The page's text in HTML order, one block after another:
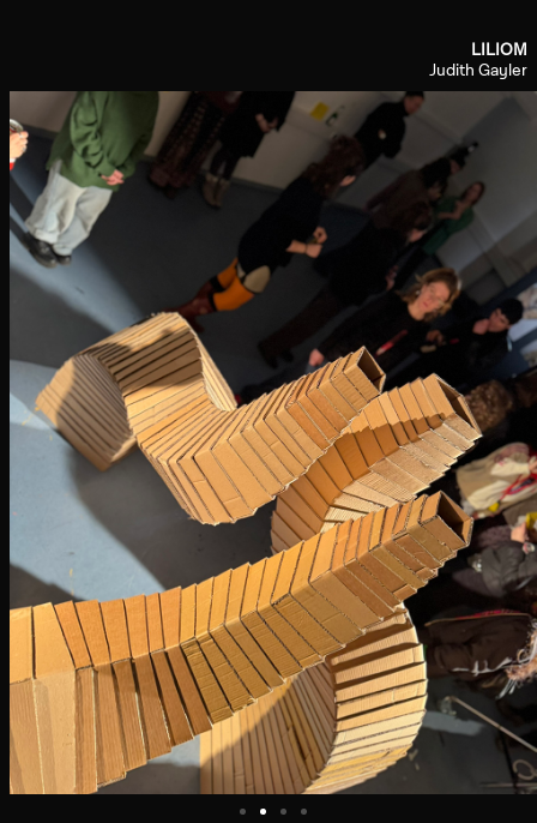
LILIOM
Judith Gayler